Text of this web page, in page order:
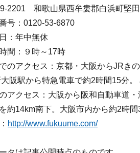
2201 和歌山県西牟婁郡白浜町堅
号：0120-53-6870
：年中無休
間：９時～17時
のアクセス：京都・大阪からJRき
阪駅から特急電車で約2時間15分
アクセス：大阪から阪和自動車道
約14km南下。大阪市内から約2時間
http://www.fukuume.com/